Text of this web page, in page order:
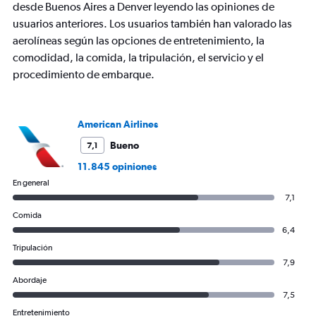
Y
axis
values.
Range:
0
desde Buenos Aires a Denver leyendo las opiniones de
usuarios anteriores. Los usuarios también han valorado las
aerolíneas según las opciones de entretenimiento, la
comodidad, la comida, la tripulación, el servicio y el
procedimiento de embarque.
American Airlines
7,1
Bueno
11.845 opiniones
En general
7,1
Comida
6,4
Tripulación
7,9
Abordaje
7,5
Entretenimiento